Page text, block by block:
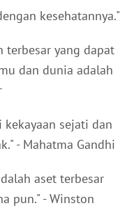
kesehatannya."
terbesar yang dapat
dan dunia adalah
kekayaan sejati dan
- Mahatma Gandhi
aset terbesar
pun." - Winston